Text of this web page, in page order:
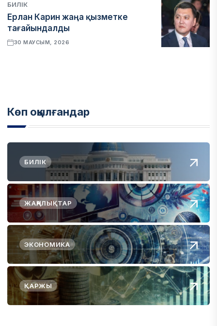
БИЛІК
Ерлан Карин жаңа қызметке
тағайындалды
30 МАУСЫМ, 2026
Көп оқылғандар
БИЛІК
ЖАҢАЛЫҚТАР
ЭКОНОМИКА
ҚАРЖЫ